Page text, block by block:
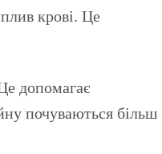
крові. Це
допомагає
почуваються більш